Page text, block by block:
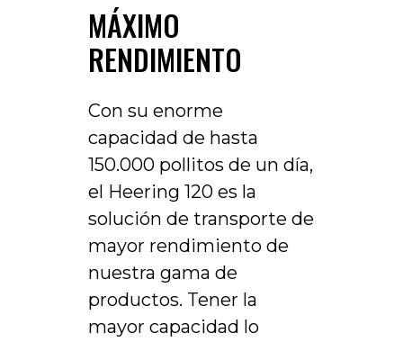
MÁXIMO
RENDIMIENTO
Con su enorme
capacidad de hasta
150.000 pollitos de un día,
el Heering 120 es la
solución de transporte de
mayor rendimiento de
nuestra gama de
productos. Tener la
mayor capacidad lo